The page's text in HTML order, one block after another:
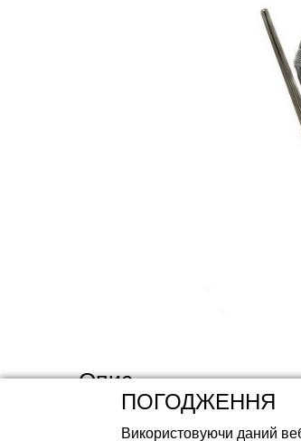
Опис
Проста і популярна модель ТЕНа
ПОГОДЖЕННЯ
Використовуючи даний